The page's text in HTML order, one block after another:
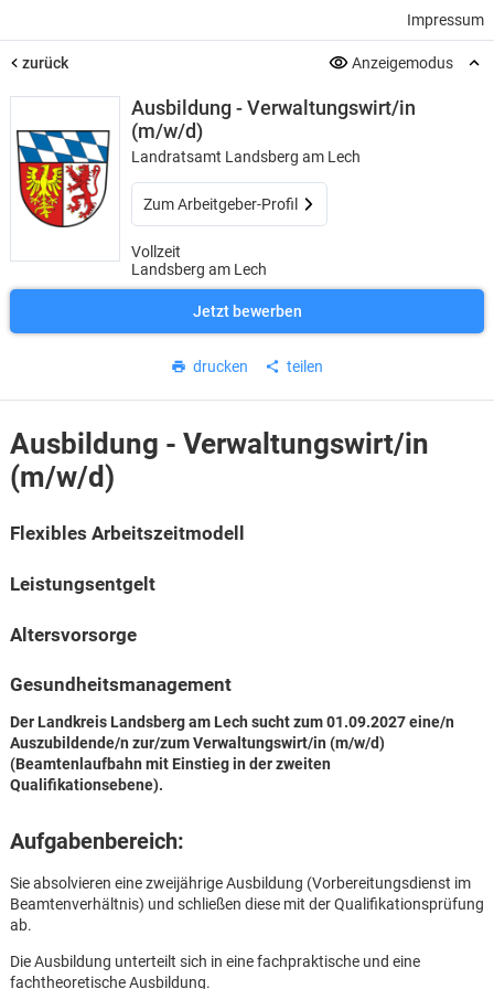
Impressum
zurück Anzeigemodus
Ausbildung - Verwaltungswirt/in
(m/w/d)
Landratsamt Landsberg am Lech
Zum Arbeitgeber-Profil
Vollzeit
Landsberg am Lech
Jetzt bewerben
drucken teilen
Ausbildung - Verwaltungswirt/in
(m/w/d)
Flexibles Arbeitszeitmodell
Leistungsentgelt
Altersvorsorge
Gesundheitsmanagement
Der Landkreis Landsberg am Lech sucht zum 01.09.2027 eine/n
Auszubildende/n zur/zum Verwaltungswirt/in (m/w/d)
(Beamtenlaufbahn mit Einstieg in der zweiten
Qualifikationsebene).
Aufgabenbereich:
Sie absolvieren eine zweijährige Ausbildung (Vorbereitungsdienst im
Beamtenverhältnis) und schließen diese mit der Qualifikationsprüfung
ab.
Die Ausbildung unterteilt sich in eine fachpraktische und eine
fachtheoretische Ausbildung.